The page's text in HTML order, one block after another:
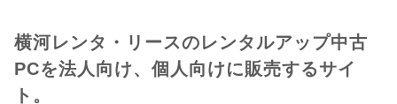
横河レンタ・リースのレンタルアップ中古
PCを法人向け、個人向けに販売するサイ
ト。